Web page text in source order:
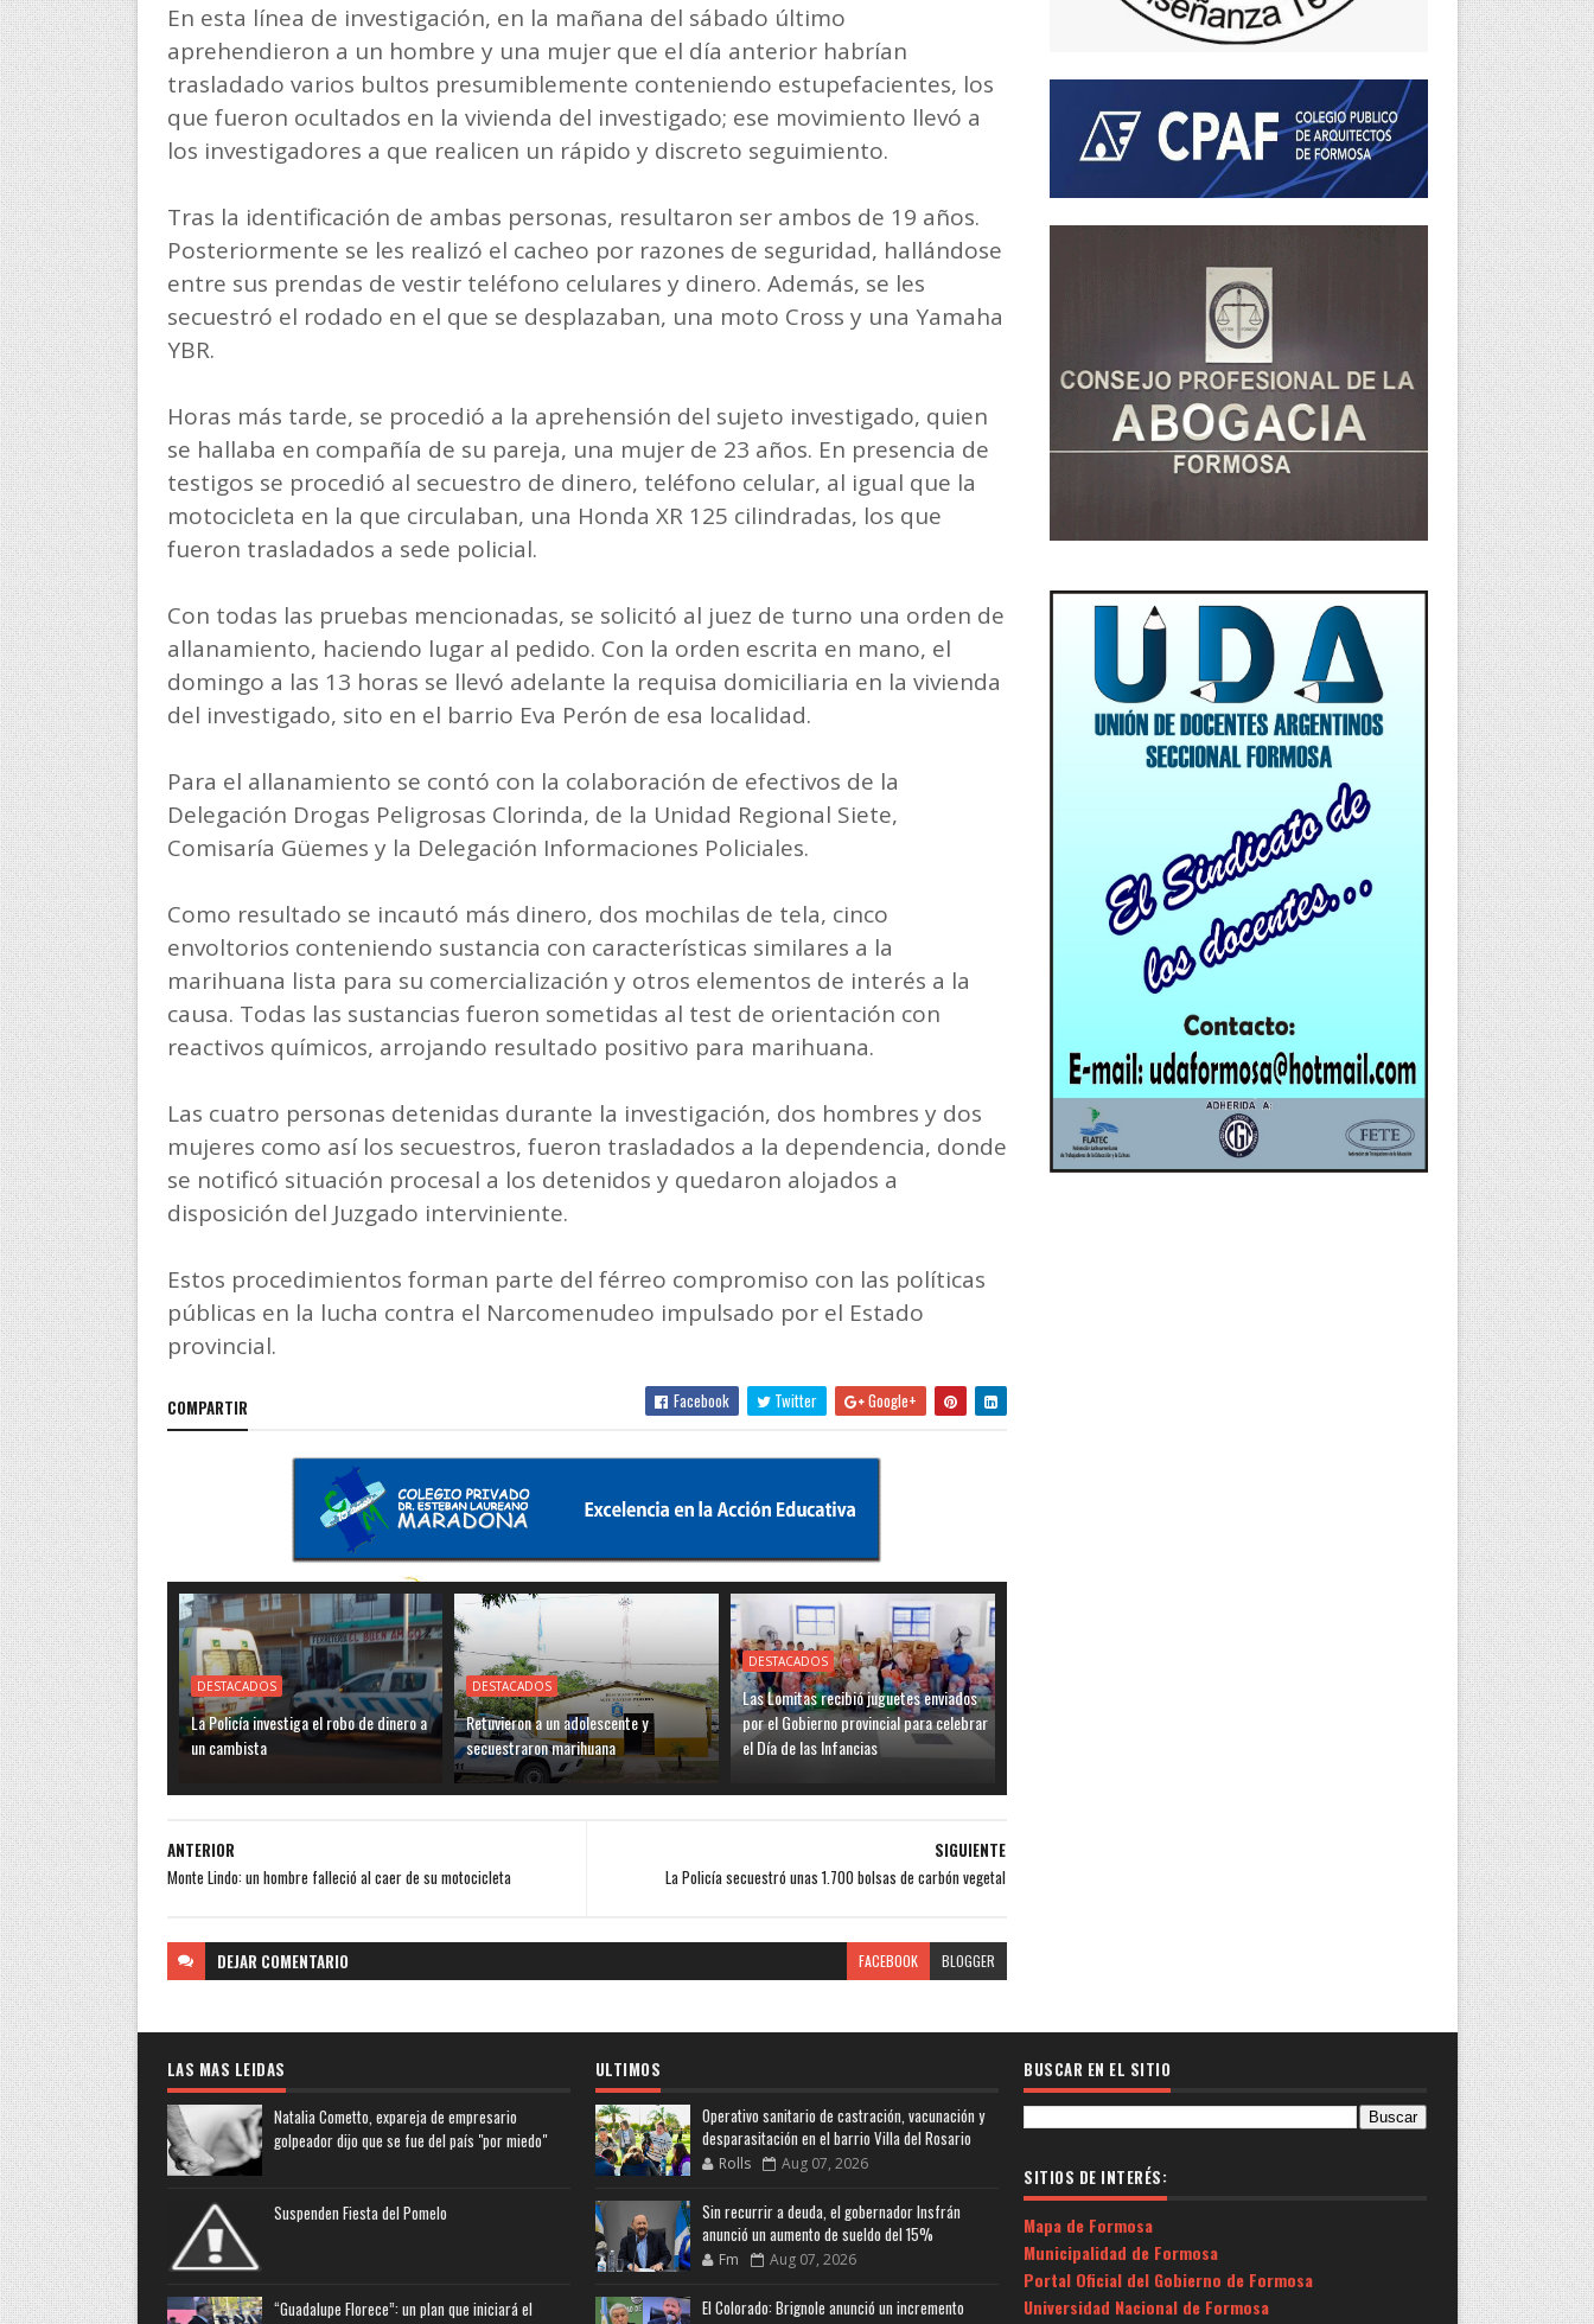
En esta línea de investigación, en la mañana del sábado último
aprehendieron a un hombre y una mujer que el día anterior habrían
trasladado varios bultos presumiblemente conteniendo estupefacientes, los
que fueron ocultados en la vivienda del investigado; ese movimiento llevó a
los investigadores a que realicen un rápido y discreto seguimiento.
Tras la identificación de ambas personas, resultaron ser ambos de 19 años.
Posteriormente se les realizó el cacheo por razones de seguridad, hallándose
entre sus prendas de vestir teléfono celulares y dinero. Además, se les
secuestró el rodado en el que se desplazaban, una moto Cross y una Yamaha
YBR.
Horas más tarde, se procedió a la aprehensión del sujeto investigado, quien
se hallaba en compañía de su pareja, una mujer de 23 años. En presencia de
testigos se procedió al secuestro de dinero, teléfono celular, al igual que la
motocicleta en la que circulaban, una Honda XR 125 cilindradas, los que
fueron trasladados a sede policial.
Con todas las pruebas mencionadas, se solicitó al juez de turno una orden de
allanamiento, haciendo lugar al pedido. Con la orden escrita en mano, el
domingo a las 13 horas se llevó adelante la requisa domiciliaria en la vivienda
del investigado, sito en el barrio Eva Perón de esa localidad.
Para el allanamiento se contó con la colaboración de efectivos de la
Delegación Drogas Peligrosas Clorinda, de la Unidad Regional Siete,
Comisaría Güemes y la Delegación Informaciones Policiales.
Como resultado se incautó más dinero, dos mochilas de tela, cinco
envoltorios conteniendo sustancia con características similares a la
marihuana lista para su comercialización y otros elementos de interés a la
causa. Todas las sustancias fueron sometidas al test de orientación con
reactivos químicos, arrojando resultado positivo para marihuana.
Las cuatro personas detenidas durante la investigación, dos hombres y dos
mujeres como así los secuestros, fueron trasladados a la dependencia, donde
se notificó situación procesal a los detenidos y quedaron alojados a
disposición del Juzgado interviniente.
Estos procedimientos forman parte del férreo compromiso con las políticas
públicas en la lucha contra el Narcomenudeo impulsado por el Estado
provincial.
COMPARTIR Facebook Twitter Google+
DESTACADOS
La Policía investiga el robo de dinero a
un cambista
DESTACADOS
Retuvieron a un adolescente y
secuestraron marihuana
DESTACADOS
Las Lomitas recibió juguetes enviados
por el Gobierno provincial para celebrar
el Día de las Infancias
SIGUIENTE
La Policía secuestró unas 1.700 bolsas de carbón vegetal
ANTERIOR
Monte Lindo: un hombre falleció al caer de su motocicleta
DEJAR COMENTARIO FACEBOOK BLOGGER
LAS MAS LEIDAS
Natalia Cometto, expareja de empresario
golpeador dijo que se fue del país "por miedo"
Suspenden Fiesta del Pomelo
“Guadalupe Florece”: un plan que iniciará el
ULTIMOS
Operativo sanitario de castración, vacunación y
desparasitación en el barrio Villa del Rosario
Rolls Aug 07, 2026
Sin recurrir a deuda, el gobernador Insfrán
anunció un aumento de sueldo del 15%
Fm Aug 07, 2026
El Colorado: Brignole anunció un incremento
BUSCAR EN EL SITIO
SITIOS DE INTERÉS:
Mapa de Formosa
Municipalidad de Formosa
Portal Oficial del Gobierno de Formosa
Universidad Nacional de Formosa